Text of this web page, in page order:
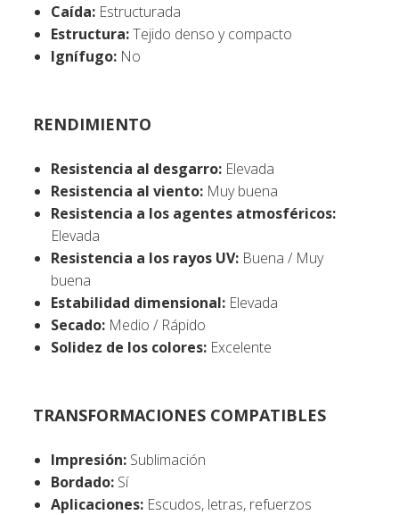
Caída: Estructurada
Estructura:Tejido denso y compacto
Ignífugo: No
RENDIMIENTO
Resistencia al desgarro: Elevada
Resistencia al viento: Muy buena
Resistencia a los agentes atmosféricos:
Elevada
Resistencia a los rayos UV: Buena / Muy
buena
Estabilidad dimensional: Elevada
Secado: Medio / Rápido
Solidez de los colores: Excelente
TRANSFORMACIONES COMPATIBLES
Impresión: Sublimación
Bordado: Sí
Aplicaciones: Escudos, letras, refuerzos